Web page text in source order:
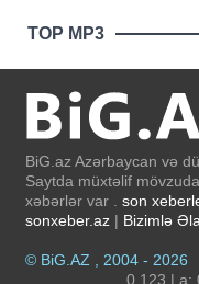
TOP MP3
BiG.az Azərbaycan və
Saytda müxtəlif
xəbərlər var . son
sonxeber.az | Bizimlə
© BiG.AZ , 2004 - 2026
0.123 | a: